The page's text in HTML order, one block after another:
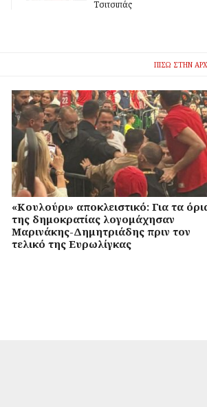
Τσιτσιπάς
ΠΙΣΩ ΣΤΗΝ
«Κουλούρι» αποκλειστικό: Για τα
της δημοκρατίας λογομάχησαν
Μαρινάκης-Δημητριάδης πριν τον
τελικό της Ευρωλίγκας